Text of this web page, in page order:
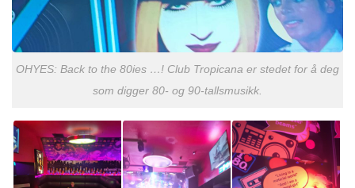
OHYES: Back to the 80ies …! Club Tropicana er stedet for å deg
som digger 80- og 90-tallsmusikk.